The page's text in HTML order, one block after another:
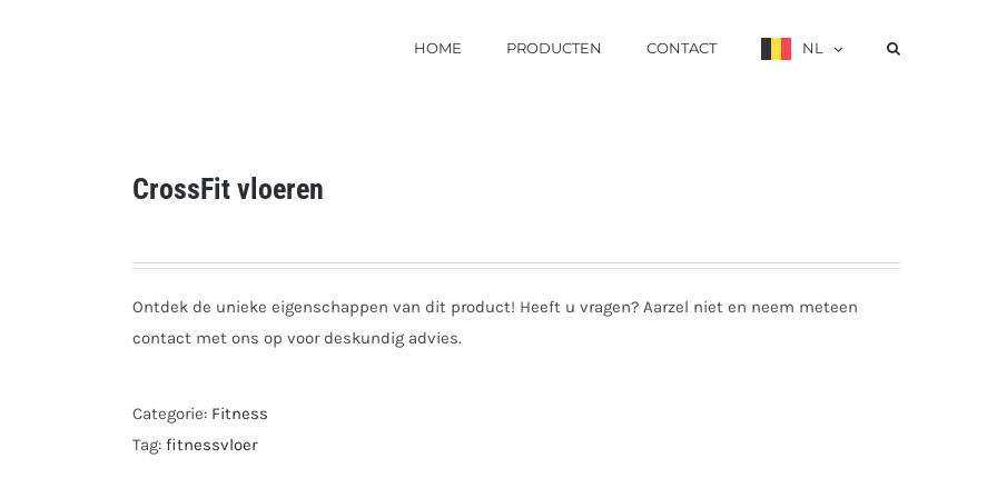
HOME PRODUCTEN CONTACT NL
CrossFit vloeren
Ontdek de unieke eigenschappen van dit product! Heeft u vragen? Aarzel niet en neem meteen
contact met ons op voor deskundig advies.
Categorie: Fitness
Tag: fitnessvloer